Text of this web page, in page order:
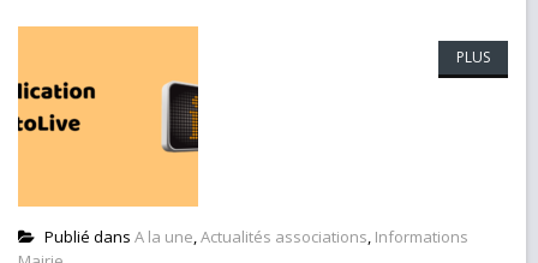
PLUS
Publié dans A la une,Actualités associations, Informations